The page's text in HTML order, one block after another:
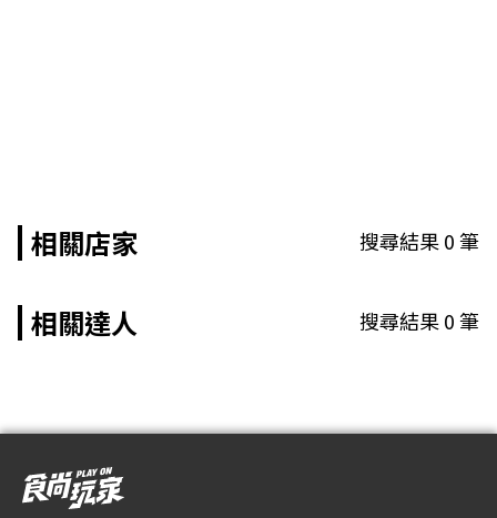
相關店家 搜尋結果0筆
相關達人 搜尋結果0筆